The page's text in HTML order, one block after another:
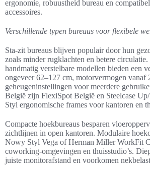
ergonomie, robuustheid bureau en
accessoires.
Verschillende typen bureaus voor flexibele
Sta-zit bureaus blijven populair door hun
zoals minder rugklachten en betere
handmatig verstelbare modellen bieden een
ongeveer 62–127 cm, motorvermogen vanaf
geheugeninstellingen voor meerdere
België zijn FlexiSpot België en Steelcase
Styl ergonomische frames voor kantoren en
Compacte hoekbureaus besparen
zichtlijnen in open kantoren. Modulaire
Nowy Styl Vega of Herman Miller WorkFit
coworking-omgevingen en thuisstudio’s.
juiste monitorafstand en voorkomen